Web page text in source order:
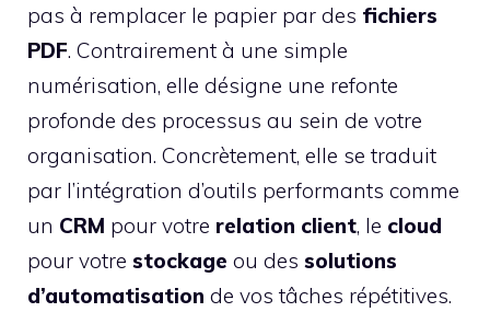
pas à remplacer le papier par des fichiers
PDF. Contrairement à une simple
numérisation, elle désigne une refonte
profonde des processus au sein de votre
organisation. Concrètement, elle se traduit
par l’intégration d’outils performants comme
un CRM pour votre relation client, le cloud
pour votre stockage ou des solutions
d’automatisation de vos tâches répétitives.